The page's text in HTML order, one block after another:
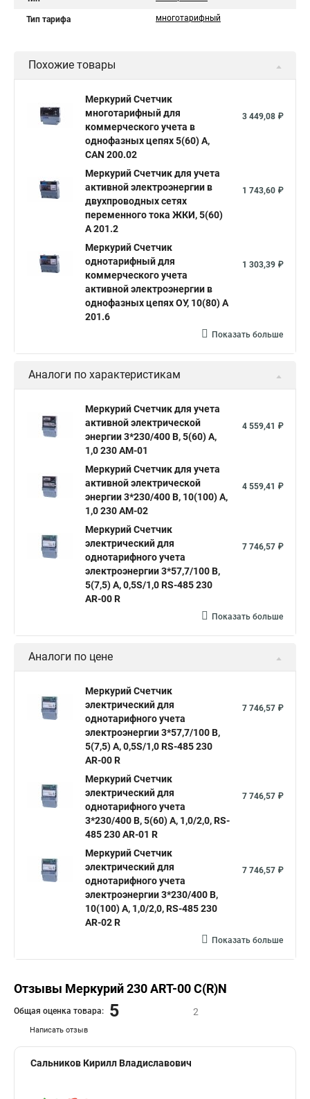
Тип тарифа многотарифный
Похожие товары
Меркурий Счетчик
многотарифный для
коммерческого учета в
однофазных цепях 5(60) А,
CAN 200.02
3 449,08 ₽
Меркурий Счетчик для учета
активной электроэнергии в
двухпроводных сетях
переменного тока ЖКИ, 5(60)
А 201.2
1 743,60 ₽
Меркурий Счетчик
однотарифный для
коммерческого учета
активной электроэнергии в
однофазных цепях ОУ, 10(80) А
201.6
1 303,39 ₽
Показать больше
Аналоги по характеристикам
Меркурий Счетчик для учета
активной электрической
энергии 3*230/400 В, 5(60) А,
1,0 230 АМ-01
4 559,41 ₽
Меркурий Счетчик для учета
активной электрической
энергии 3*230/400 В, 10(100) А,
1,0 230 АМ-02
4 559,41 ₽
Меркурий Счетчик
электрический для
однотарифного учета
электроэнергии 3*57,7/100 В,
5(7,5) А, 0,5S/1,0 RS-485 230
AR-00 R
7 746,57 ₽
Показать больше
Аналоги по цене
Меркурий Счетчик
электрический для
однотарифного учета
электроэнергии 3*57,7/100 В,
5(7,5) А, 0,5S/1,0 RS-485 230
AR-00 R
7 746,57 ₽
Меркурий Счетчик
электрический для
однотарифного учета
3*230/400 В, 5(60) А, 1,0/2,0, RS-
485 230 AR-01 R
7 746,57 ₽
Меркурий Счетчик
электрический для
однотарифного учета
электроэнергии 3*230/400 В,
10(100) А, 1,0/2,0, RS-485 230
AR-02 R
7 746,57 ₽
Показать больше
Отзывы Меркурий 230 АRT-00 С(R)N
Написать отзыв
Общая оценка товара: 5 2
Сальников Кирилл Владиславович